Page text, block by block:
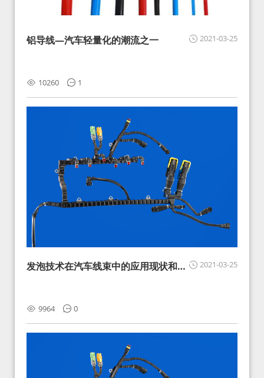
2021-03-25
铝导线—汽车轻量化的潮流之一
10260 1
2021-03-25
发泡技术在汽车线束中的应用现状和展
9964 0